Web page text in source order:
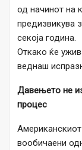
од начинот на
предизвикува
секоја година.
Откако ќе
веднаш
Давењето не
процес
вообичаени